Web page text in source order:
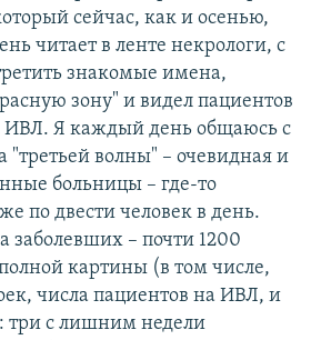
сейчас, как и осенью,
читает в ленте некрологи, с
знакомые имена,
зону" и видел пациентов
ИВЛ. Я каждый день общаюсь с
волны" – очевидная и
больницы – где-то
по двести человек в день.
заболевших – почти 1200
картины (в том числе,
числа пациентов на ИВЛ, и
три с лишним недели